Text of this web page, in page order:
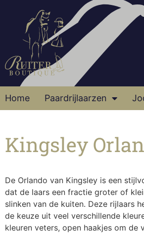
Home Paardrijlaarzen
Kingsley
De Orlando van Kingsley is een
dat de laars een fractie groter of
slinken van de kuiten. Deze rijlaars
de keuze uit veel verschillende
kleuren veters, open haakjes om